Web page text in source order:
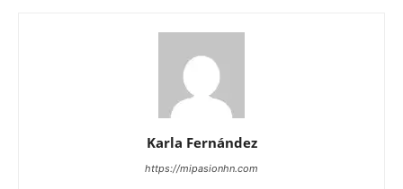
Karla Fernández
https://mipasionhn.com